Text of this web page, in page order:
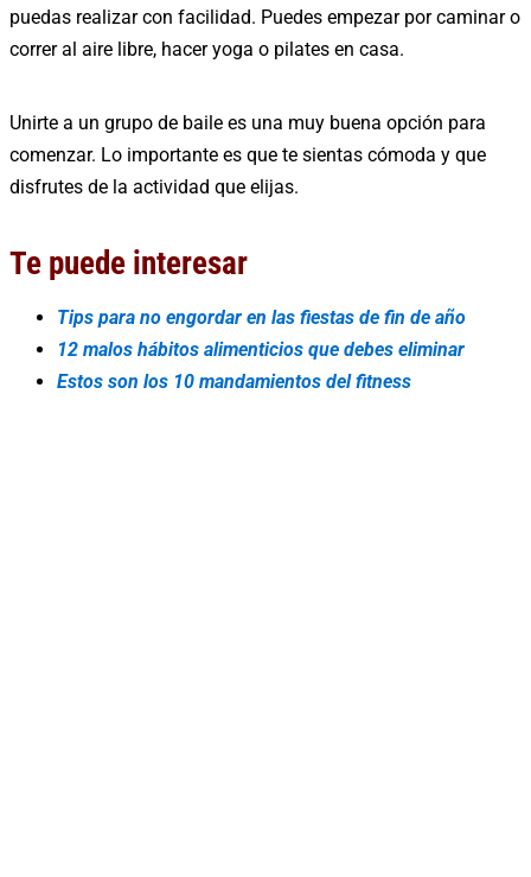
puedas realizar con facilidad. Puedes empezar por caminar o
correr al aire libre, hacer yoga o pilates en casa.
Unirte a un grupo de baile es una muy buena opción para
comenzar. Lo importante es que te sientas cómoda y que
disfrutes de la actividad que elijas.
Te puede interesar
Tips para no engordar en las fiestas de fin de año
12 malos hábitos alimenticios que debes eliminar
Estos son los 10 mandamientos del fitness